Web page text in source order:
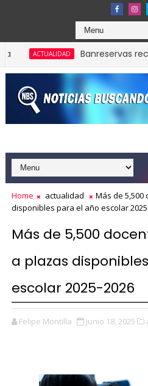
ACTUALIDAD Banreservas recibe
Arranca “A la
Home actualidad
Más de
disponibles para el año escolar
Más de 5,500
a plazas
escolar 2025-2026
Felipe Montilla junio 18, 2025